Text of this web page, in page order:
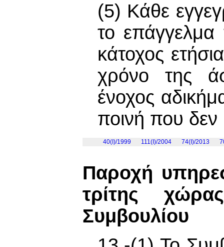
(5) Κάθε
το επάγγελμα
κάτοχος
χρόνο της
ένοχος
ποινή που δεν
40(I)/1999 111(I)/2004 74(I)/2013
Παροχή
τρίτης
Συμβουλίου